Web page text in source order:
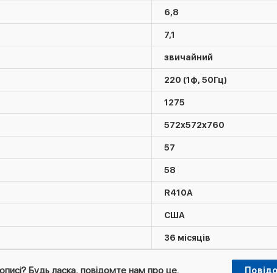
6,8
7,1
звичайний
220 (1ф, 50Гц)
1275
572х572х760
57
58
R410А
США
36 місяців
Будь ласка, повідомте нам про це.